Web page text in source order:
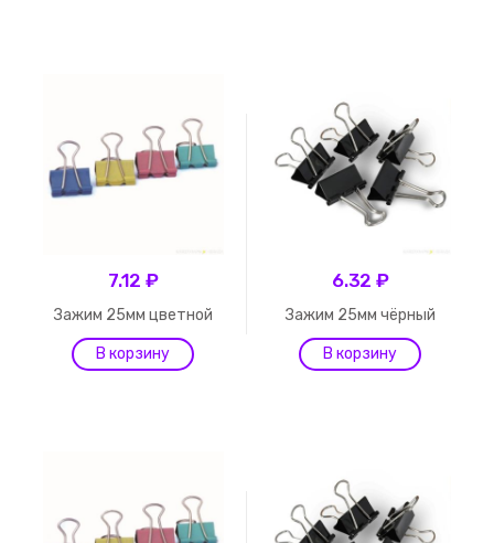
7.12 ₽
Зажим 25мм цветной
6.32 ₽
Зажим 25мм чёрный